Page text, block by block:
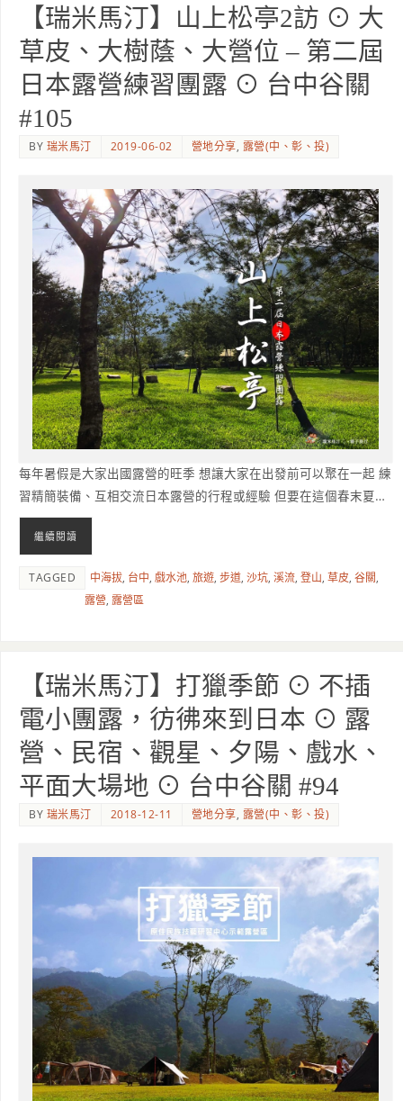
【瑞米馬汀】山上松亭2訪 ⊙ 大
草皮、大樹蔭、大營位 – 第二屆
日本露營練習團露 ⊙ 台中谷關
#105
BY 瑞米馬汀 2019-06-02 營地分享, 露營(中、彰、投)
每年暑假是大家出國露營的旺季 想讓大家在出發前可以聚在一起 練
習精簡裝備、互相交流日本露營的行程或經驗 但要在這個春末夏…
繼續閱讀
TAGGED 中海拔, 台中,戲水池,旅遊,步道,沙坑,溪流,登山,草皮,谷關,
露營, 露營區
【瑞米馬汀】打獵季節 ⊙ 不插
電小團露，彷彿來到日本 ⊙ 露
營、民宿、觀星、夕陽、戲水、
平面大場地 ⊙ 台中谷關 #94
BY 瑞米馬汀 2018-12-11 營地分享, 露營(中、彰、投)